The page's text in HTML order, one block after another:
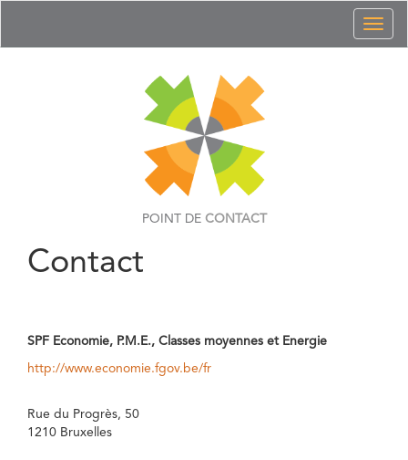
POINT DE CONTACT
Contact
SPF Economie, P.M.E., Classes moyennes et Energie
http://www.economie.fgov.be/fr
Rue du Progrès, 50
1210 Bruxelles